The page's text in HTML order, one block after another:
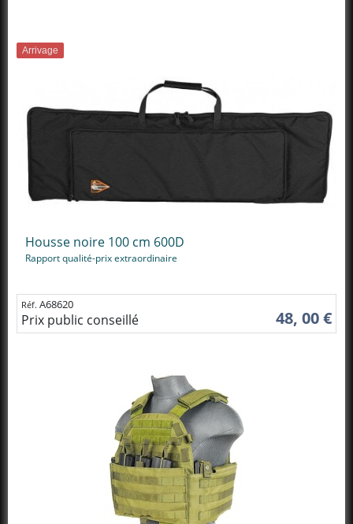
Arrivage
Housse noire 100 cm 600D
Rapport qualité-prix extraordinaire
Réf. A68620
Prix public conseillé 48, 00 €